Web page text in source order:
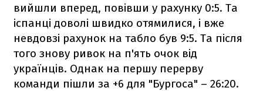
вийшли вперед, повівши у рахунку 0:5. Та
іспанці доволі швидко отямилися, і вже
невдовзі рахунок на табло був 9:5. Та після
того знову ривок на п'ять очок від
українців. Однак на першу перерву
команди пішли за +6 для "Бургоса" – 26:20.